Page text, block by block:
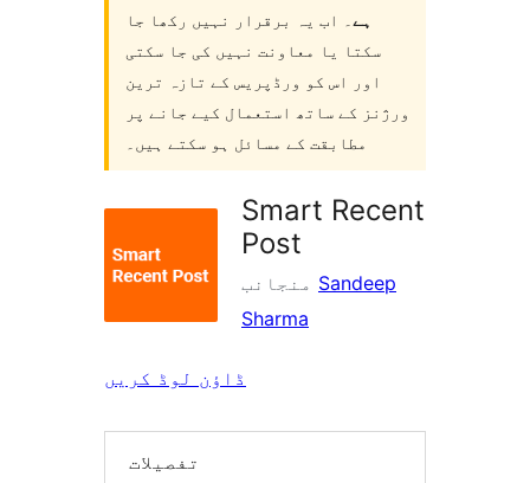
ہے ۔ اب یہ برقرار نہیں رکھا جا
سکتا یا معاونت نہیں کی جا سکتی
اور اس کو ورڈپریس کے تازہ ترین
ورژنز کے ساتھ استعمال کیے جانے پر
مطابقت کے مسائل ہو سکتے ہیں۔
Smart Recent
Post
Sandeep
Sharma
ڈاؤن لوڈ کریں
تفصیلات